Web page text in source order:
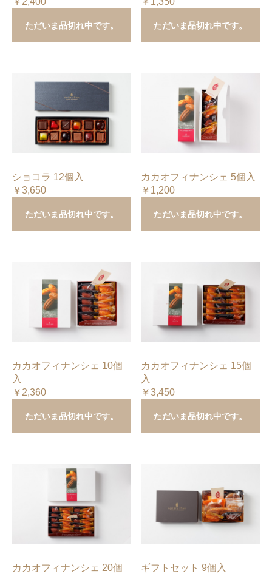
ただいま品切れ中です。 ただいま品切れ中です。
ショコラ 12個入
￥3,650
ただいま品切れ中です。
カカオフィナンシェ 5個入
￥1,200
ただいま品切れ中です。
カカオフィナンシェ 10個
入
￥2,360
ただいま品切れ中です。
カカオフィナンシェ 15個
入
￥3,450
ただいま品切れ中です。
カカオフィナンシェ 20個
ギフトセット 9個入